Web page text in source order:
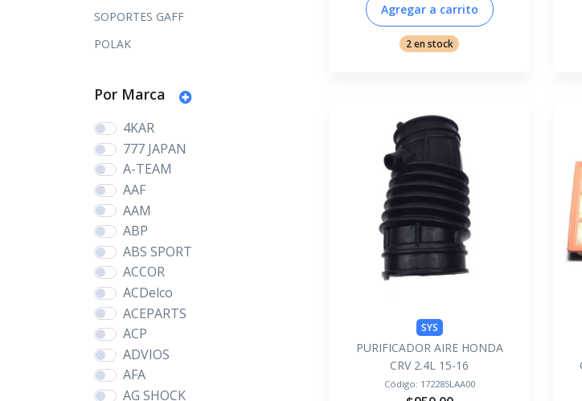
SOPORTES GAFF
POLAK
Por Marca
4KAR
777 JAPAN
A-TEAM
AAF
AAM
ABP
ABS SPORT
ACCOR
ACDelco
ACEPARTS
ACP
ADVIOS
AFA
AG SHOCK
Agregar a carrito
2 en stock
SYS
PURIFICADOR AIRE HONDA
CRV 2.4L 15-16
Código: 172285LAA00